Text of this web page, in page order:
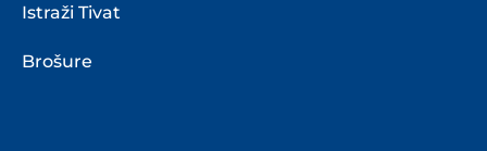
Istraži Tivat
Brošure